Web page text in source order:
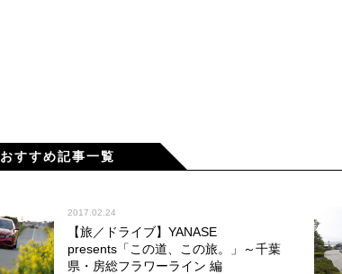
おすすめ記事一覧
2017.02.24
【旅／ドライブ】YANASE
presents「この道、この旅。」～千葉
県・房総フラワーライン 編